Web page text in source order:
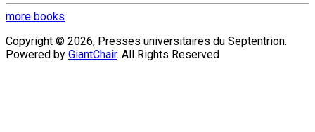
more books
Copyright © 2026, Presses universitaires du Septentrion.
Powered by GiantChair. All Rights Reserved